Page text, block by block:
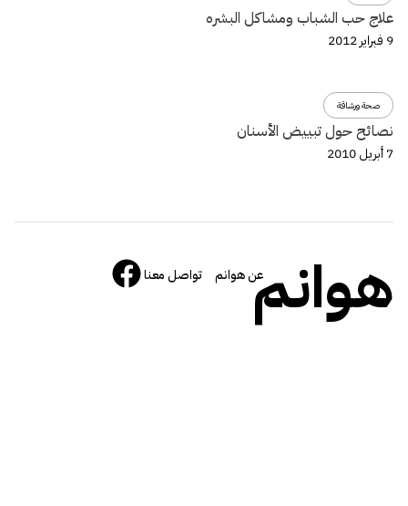
علاج حب الشباب ومشاكل البشره
9 فبراير 2012
صحة ورشاقة
نصائح حول تبييض الأسنان
7 أبريل 2010
هوانمعن هوانم تواصل معنا